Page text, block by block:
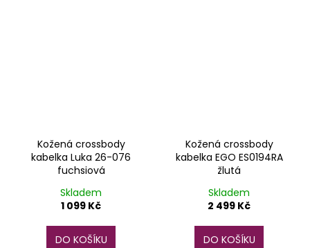
Kožená crossbody
kabelka Luka 26-076
fuchsiová
Skladem
1 099 Kč
DO KOŠÍKU
Kožená crossbody
kabelka EGO ES0194RA
žlutá
Skladem
2 499 Kč
DO KOŠÍKU